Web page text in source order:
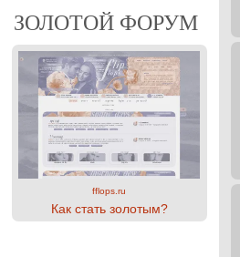
ЗОЛОТОЙ ФОРУМ
fflops.ru
Как стать золотым?